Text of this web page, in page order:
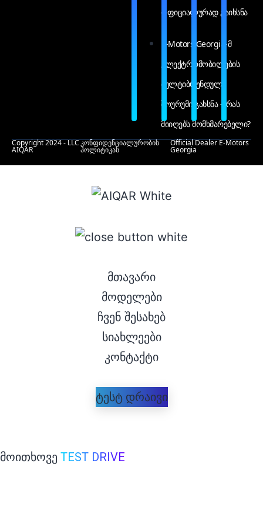
ოფიციალურად გაიხსნა
E-Motors Georgia-მ
ელექტრომობილების
მულტიბრენდული
შოურუმი გახსნა – რას
მიიღებს მომხმარებელი?
Copyright 2024 - LLC
AIQAR
კონფიდენციალურობის
პოლიტიკას
Official Dealer E-Motors
Georgia
მთავარი
მოდელები
ჩვენ შესახებ
სიახლეები
კონტაქტი
ტესტ დრაივი
მოითხოვე TEST DRIVE